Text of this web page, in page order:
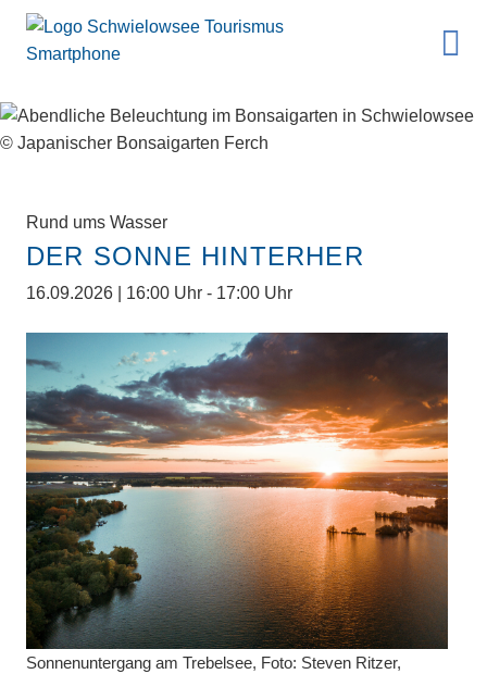
Rund ums Wasser
DER SONNE HINTERHER
16.09.2026 | 16:00 Uhr - 17:00 Uhr
Sonnenuntergang am Trebelsee, Foto: Steven Ritzer,